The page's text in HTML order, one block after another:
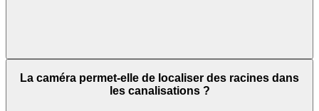
La caméra permet-elle de localiser des racines dans
les canalisations ?